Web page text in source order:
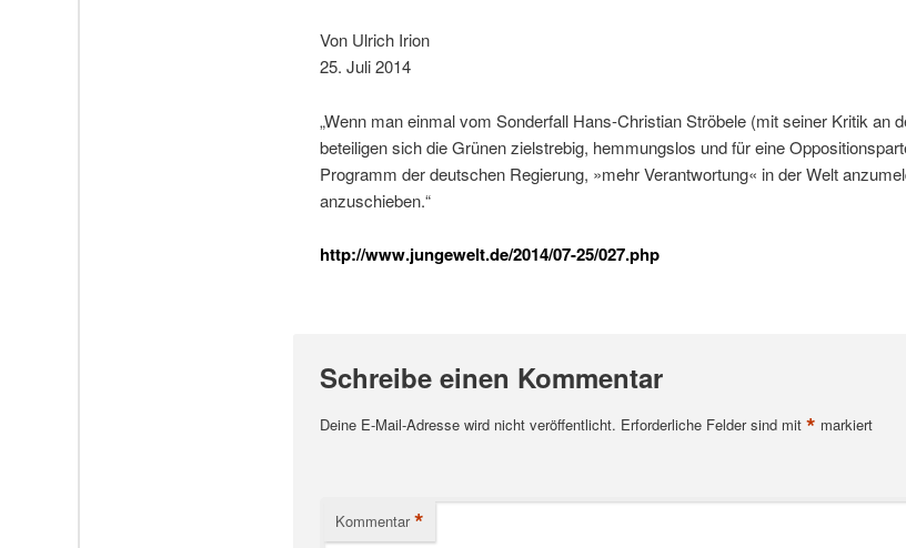
Von Ulrich Irion
25. Juli 2014
„Wenn man einmal vom Sonderfall Hans-Christian Ströbele (mit seiner Kritik an
beteiligen sich die Grünen zielstrebig, hemmungslos und für eine
Programm der deutschen Regierung, »mehr Verantwortung« in der Welt
anzuschieben.“
http://www.jungewelt.de/2014/07-25/027.php
Schreibe einen Kommentar
Deine E-Mail-Adresse wird nicht veröffentlicht. Erforderliche Felder sind mit * markiert
Kommentar *